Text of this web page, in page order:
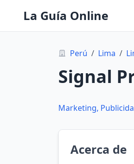
La Guía Online
Perú / Lima /
Signal
Marketing,
Acerca de